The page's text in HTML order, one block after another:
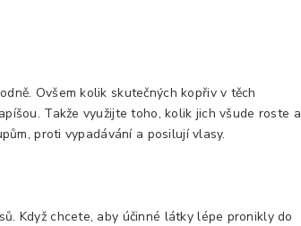
Ovšem kolik skutečných kopřiv v těch
Takže využijte toho, kolik jich všude roste a
proti vypadávání a posilují vlasy.
Když chcete, aby účinné látky lépe pronikly do